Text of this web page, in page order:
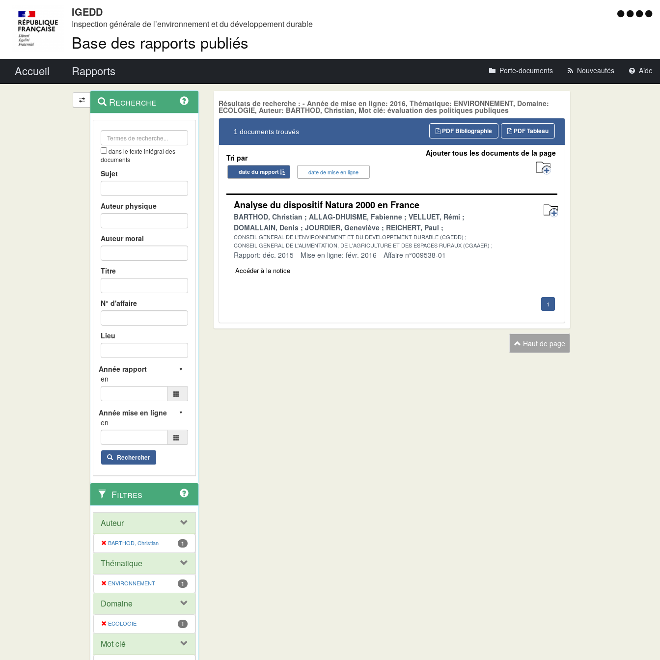
IGEDD
Inspection générale de l’environnement et du développement durable
Base des rapports publiés
Menu
Accueil Rapports Porte-documents Nouveautés Aide
Navigation
et
outils
contextuel
Recherche
dans le texte intégral des
documents
Sujet
Auteur physique
Auteur moral
Titre
N° d'affaire
Lieu
en
en
Rechercher
Filtres
Auteur
BARTHOD, Christian 1
Thématique
ENVIRONNEMENT 1
Domaine
ECOLOGIE 1
Mot clé
Résultats de recherche : - Année de mise en ligne: 2016, Thématique: ENVIRONNEMENT, Domaine:
ECOLOGIE, Auteur: BARTHOD, Christian, Mot clé: évaluation des politiques publiques
1 documents trouvés PDF Tableau
PDF Bibliographie
Tri par
date du rapport date de mise en ligne
Ajouter tous les documents de la page
Analyse du dispositif Natura 2000 en France
BARTHOD, Christian ALLAG-DHUISME, Fabienne
VELLUET, Rémi
DOMALLAIN, Denis
JOURDIER, Geneviève REICHERT, Paul
CONSEIL GENERAL DE L'ENVIRONNEMENT ET DU DEVELOPPEMENT DURABLE (CGEDD)
CONSEIL GENERAL DE L'ALIMENTATION, DE L'AGRICULTURE ET DES ESPACES RURAUX (CGAAER)
Rapport: déc. 2015 Mise en ligne: févr. 2016 Affaire n°009538-01
Accéder à la notice
1
Haut de page